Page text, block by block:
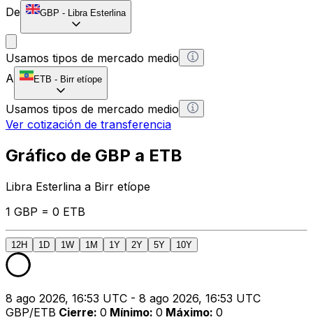
De
GBP - Libra Esterlina
Usamos tipos de mercado medio
A
ETB - Birr etíope
Usamos tipos de mercado medio
Ver cotización de transferencia
Gráfico de GBP a ETB
Libra Esterlina a Birr etíope
1 GBP = 0 ETB
12H 1D 1W 1M 1Y 2Y 5Y 10Y
8 ago 2026, 16:53 UTC - 8 ago 2026, 16:53 UTC
GBP/ETB Cierre: 0 Mínimo: 0 Máximo: 0